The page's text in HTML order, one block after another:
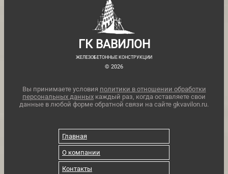
ГК ВАВИЛОН
ЖЕЛЕЗОБЕТОННЫЕ КОНСТРУКЦИИ
© 2026
Вы принимаете условия политики в отношении обработки
персональных данных каждый раз, когда оставляете свои
данные в любой форме обратной связи на сайте gkvavilon.ru.
Главная
О компании
Контакты